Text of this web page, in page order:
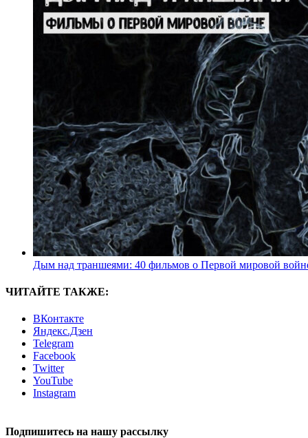
Дым над траншеями: 40 фильмов о Первой мировой
ЧИТАЙТЕ ТАКЖЕ:
ВКонтакте
Яндекс.Дзен
Telegram
Facebook
Twitter
YouTube
Instagram
Подпишитесь на нашу рассылку